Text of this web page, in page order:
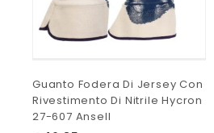
Guanto Fodera Di Jersey Con
Rivestimento Di Nitrile Hycron
27-607 Ansell